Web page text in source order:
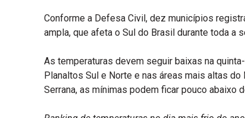
Conforme a Defesa Civil, dez municípios
ampla, que afeta o Sul do Brasil durante toda a
As temperaturas devem seguir baixas na
Planaltos Sul e Norte e nas áreas mais altas
Serrana, as mínimas podem ficar pouco abaixo